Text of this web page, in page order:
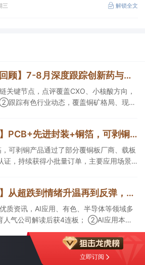
起点。
三 解锁全文
【金牌纪要库阶段回顾】7-8月深度跟踪创新药与有色/铜方向，持续把握产业变化脉络+前瞻价值
键节点，点评覆盖CXO、小核酸方向，
【机构龙虎榜解读】PCB+先进封装+铜箔，可剥铜产品通过了部分覆铜板厂商、载板厂商及相关芯片终端的认证，持续获得小批量订单，主要应用场景包括芯片封装光模块用PCB，机构大额净买入这家公司
可剥铜产品通过了部分覆铜板厂商、载板
证，持续获得小批量订单，主要应用场景
备承接细胞与基因治疗产品商业化受托生
获净买入。
【九点特供周回顾】从超跌到情绪升温再到反弹，栏目梳理AI应用题材逻辑，AI教育人气公司解读后获4连板
资讯，AI应用、有色、半导体等领域多
司解读后获4连板； ②AI应用本周
，梳理教育、传媒、游戏等景气方向，焦
视
及2家核心公司双双涨停。立即订阅